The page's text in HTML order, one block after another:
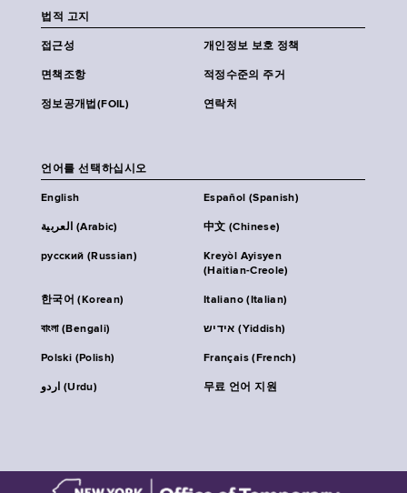
법적 고지
접근성 개인정보 보호 정책
면책조항 적정수준의 주거
정보공개법(FOIL) 연락처
언어를 선택하십시오
English Español (Spanish)
العربية (Arabic) 中文 (Chinese)
русский (Russian)
Kreyòl Ayisyen
(Haitian-Creole)
한국어 (Korean) Italiano (Italian)
বাংলা (Bengali) אידיש (Yiddish)
Polski (Polish) Français (French)
اردو (Urdu) 무료 언어 지원